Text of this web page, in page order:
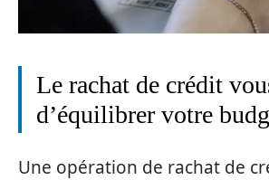
Le rachat de crédit
d’équilibrer votre
Une opération de rachat de